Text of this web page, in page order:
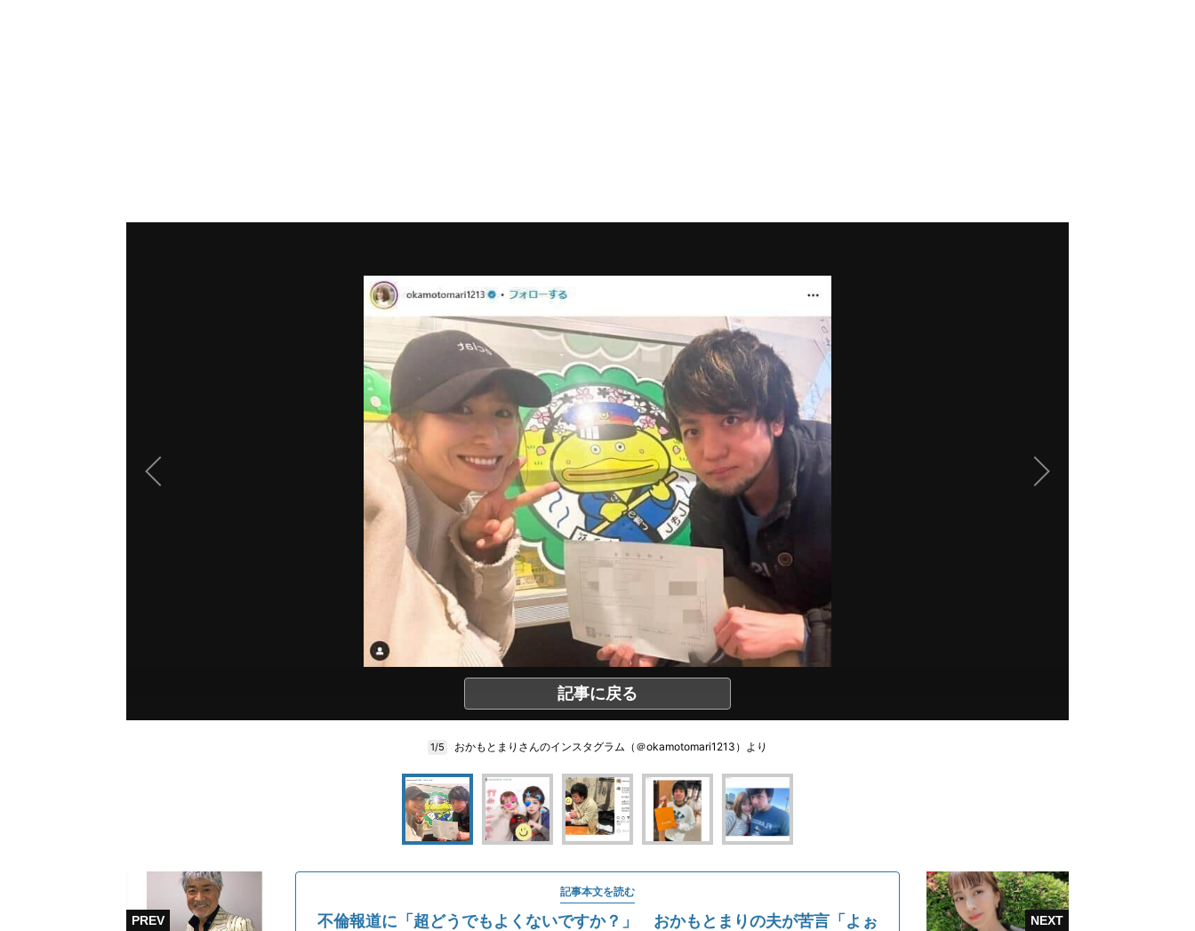
記事に戻る
1/5 おかもとまりさんのインスタグラム（＠okamotomari1213）より
記事本文を読む
不倫報道に「超どうでもよくないですか？」 おかもとまりの夫が苦言「よぉ